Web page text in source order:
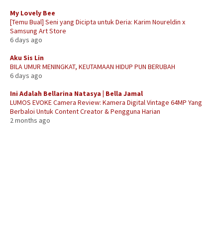
My Lovely Bee
[Temu Bual] Seni yang Dicipta untuk Deria: Karim Noureldin x
Samsung Art Store
6 days ago
Aku Sis Lin
BILA UMUR MENINGKAT, KEUTAMAAN HIDUP PUN BERUBAH
6 days ago
Ini Adalah Bellarina Natasya | Bella Jamal
LUMOS EVOKE Camera Review: Kamera Digital Vintage 64MP Yang
Berbaloi Untuk Content Creator & Pengguna Harian
2 months ago